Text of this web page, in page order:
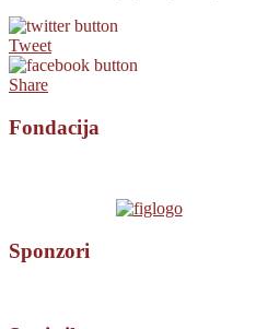
Tweet
Share
Fondacija
Sponzori